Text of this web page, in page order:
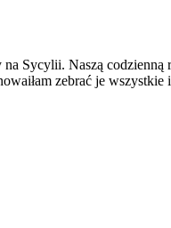
Sycylii. Naszą
zebrać je